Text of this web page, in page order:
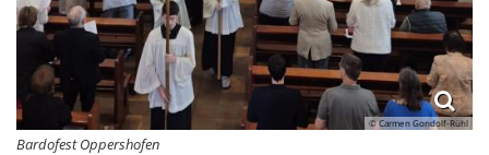
© Carmen Gondolf-Rühl
Bardofest Oppershofen